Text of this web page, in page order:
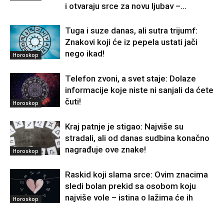
i otvaraju srce za novu ljubav –...
Horoskop
Tuga i suze danas, ali sutra trijumf:
Znakovi koji će iz pepela ustati jači
nego ikad!
Horoskop
Telefon zvoni, a svet staje: Dolaze
informacije koje niste ni sanjali da ćete
čuti!
Horoskop
Kraj patnje je stigao: Najviše su
stradali, ali od danas sudbina konačno
nagrađuje ove znake!
Horoskop
Raskid koji slama srce: Ovim znacima
sledi bolan prekid sa osobom koju
najviše vole – istina o lažima će ih